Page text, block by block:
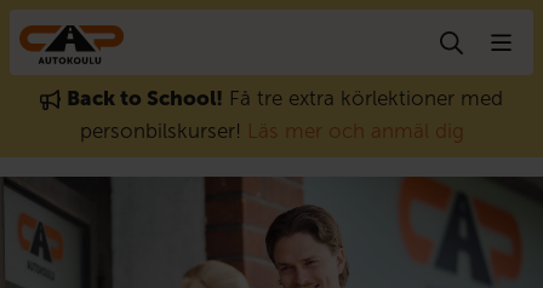
Gå till innehåll
Back to School! Få tre extra körlektioner med
personbilskurser! Läs mer och anmäl dig